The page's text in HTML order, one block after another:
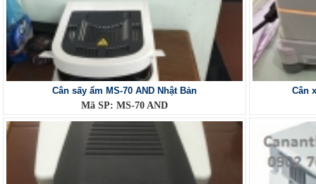
Cân sấy ẩm MS-70 AND Nhật Bản
Mã SP: MS-70 AND
Cân